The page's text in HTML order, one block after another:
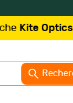
Optics à